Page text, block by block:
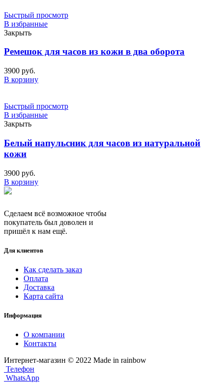
Быстрый просмотр
В избранные
Закрыть
Ремешок для часов из кожи в два оборота
3900 руб.
В корзину
Быстрый просмотр
В избранные
Закрыть
Белый напульсник для часов из натуральной
кожи
3900 руб.
В корзину
Сделаем всё возможное чтобы
покупатель был доволен и
пришёл к нам ещё.
Для клиентов
Как сделать заказ
Оплата
Доставка
Карта сайта
Информация
О компании
Контакты
Интернет-магазин © 2022 Made in rainbow
Телефон
WhatsApp